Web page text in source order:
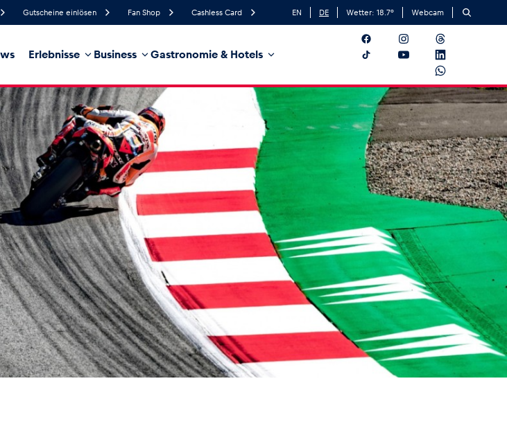
Gutscheine einlösen Fan Shop Cashless Card EN DE Wetter: 18.7° Webcam
Erlebnisse Business Gastronomie & Hotels
Südwest Windrichtung